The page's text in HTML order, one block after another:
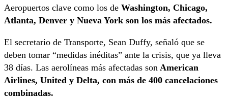
Aeropuertos clave como los de Washington, Chicago,
Atlanta, Denver y Nueva York son los más afectados.
El secretario de Transporte, Sean Duffy, señaló que se
deben tomar “medidas inéditas” ante la crisis, que ya lleva
38 días. Las aerolíneas más afectadas son American
Airlines, United y Delta, con más de 400 cancelaciones
combinadas.